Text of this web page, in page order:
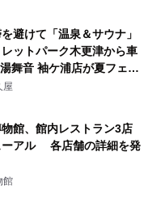
避けて「温泉＆サウナ」
ットパーク木更津から車
音 袖ケ浦店が夏フェア
供
屋
館、館内レストラン3店
ーアル 各店舗の詳細を発
館